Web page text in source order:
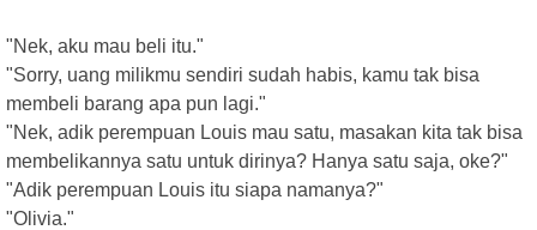
"Nek, aku mau beli itu."
"Sorry, uang milikmu sendiri sudah habis, kamu tak bisa
membeli barang apa pun lagi."
"Nek, adik perempuan Louis mau satu, masakan kita tak bisa
membelikannya satu untuk dirinya? Hanya satu saja, oke?"
"Adik perempuan Louis itu siapa namanya?"
"Olivia."